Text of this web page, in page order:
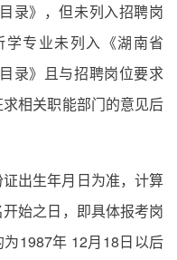
录》，但未列入招聘岗
专业未列入《湖南省
录》且与招聘岗位要求
相关职能部门的意见后
出生年月日为准，计算
始之日，即具体报考岗
为1987年 12月18日以后